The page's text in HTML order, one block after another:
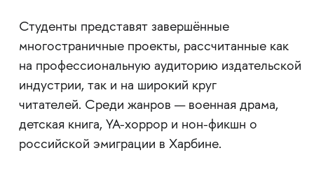
Студенты представят завершённые
многостраничные проекты, рассчитанные как
на профессиональную аудиторию издательской
индустрии, так и на широкий круг
читателей. Среди жанров — военная драма,
детская книга, YA-хоррор и нон-фикшн о
российской эмиграции в Харбине.